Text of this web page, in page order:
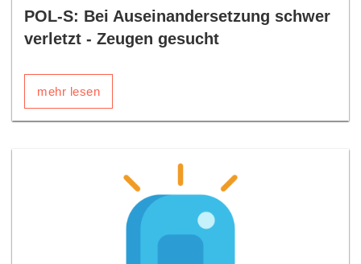
POL-S: Bei Auseinandersetzung schwer
verletzt - Zeugen gesucht
mehr lesen